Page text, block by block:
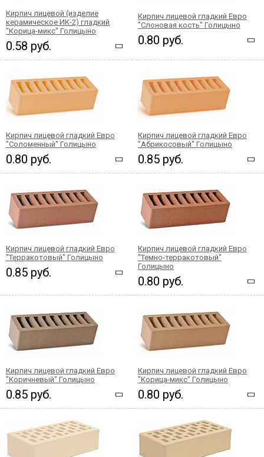
Кирпич лицевой (изделие
керамическое ИК-2) гладкий
"Корица-микс" Голицыно
0.58 руб.
Кирпич лицевой гладкий Евро
"Слоновая кость" Голицыно
0.80 руб.
Кирпич лицевой гладкий Евро
"Соломенный" Голицыно
0.80 руб.
Кирпич лицевой гладкий Евро
"Абрикосовый" Голицыно
0.85 руб.
Кирпич лицевой гладкий Евро
"Терракотовый" Голицыно
0.85 руб.
Кирпич лицевой гладкий Евро
"Темно-терракотовый"
Голицыно
0.80 руб.
Кирпич лицевой гладкий Евро
"Коричневый" Голицыно
0.85 руб.
Кирпич лицевой гладкий Евро
"Корица-микс" Голицыно
0.80 руб.